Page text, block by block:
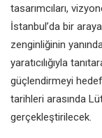
tasarımcıları,
İstanbul’da bir
zenginliğinin
yaratıcılığıyla
güçlendirmeyi
tarihleri arasında
gerçekleştirilecek.